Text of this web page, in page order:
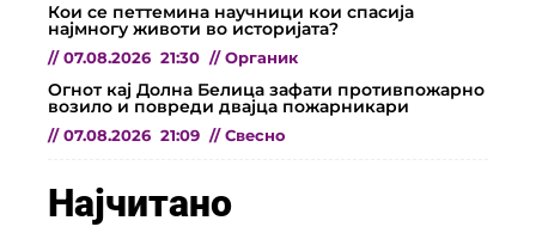
Кои се петтемина научници кои спасија
најмногу животи во историјата?
// 07.08.2026 21:30 // Органик
Огнот кај Долна Белица зафати противпожарно
возило и повреди двајца пожарникари
// 07.08.2026 21:09 // Свесно
Најчитано